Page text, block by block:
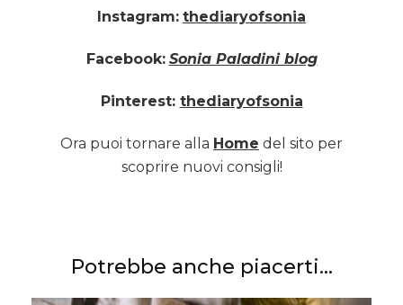
Instagram: thediaryofsonia
Facebook: Sonia Paladini blog
Pinterest: thediaryofsonia
Ora puoi tornare alla Home del sito per
scoprire nuovi consigli!
Potrebbe anche piacerti...